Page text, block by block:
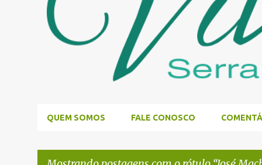
QUEM SOMOS FALE CONOSCO